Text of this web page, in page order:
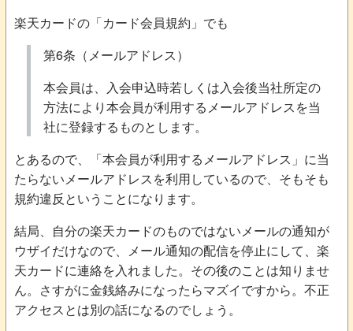
楽天カードの「カード会員規約」でも
第6条（メールアドレス）
本会員は、入会申込時若しくは入会後当社所定の
方法により本会員が利用するメールアドレスを当
社に登録するものとします。
とあるので、「本会員が利用するメールアドレス」に当
たらないメールアドレスを利用しているので、そもそも
規約違反ということになります。
結局、自分の楽天カードのものではないメールの通知が
ウザイだけなので、メール通知の配信を停止にして、楽
天カードに連絡を入れました。その後のことは知りませ
ん。さすがに金銭絡みになったらマズイですから。不正
アクセスとは別の話になるのでしょう。